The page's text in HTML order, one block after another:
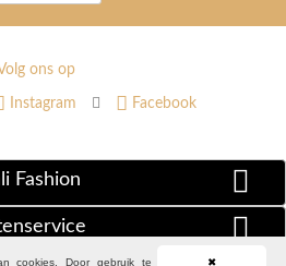
ons op
Instagram Facebook
Fashion
✖
cookies. Door gebruik te